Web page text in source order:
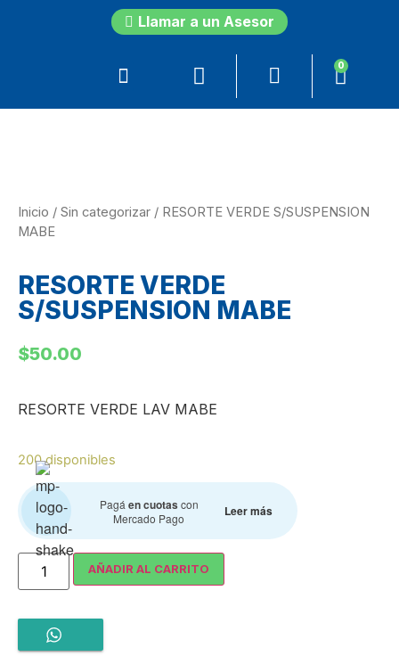
Llamar a un Asesor
0
Inicio / Sin categorizar / RESORTE VERDE S/SUSPENSION
MABE
RESORTE VERDE
S/SUSPENSION MABE
$50.00
RESORTE VERDE LAV MABE
200 disponibles
Pagáen cuotas con
Mercado Pago
Leer más
AÑADIR AL CARRITO